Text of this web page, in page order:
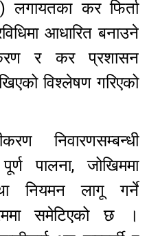
लगायतका कर फिर्ता
आधारित बनाउने
र कर प्रशासन
विश्लेषण गरिएको
निवारणसम्बन्धी
पूर्ण पालना, जोखिममा
नियमन लागू गर्ने
समेटिएको छ ।